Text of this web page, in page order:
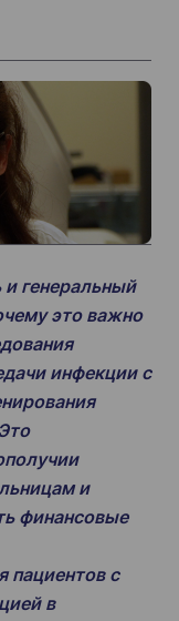
генеральный
это важно
инфекции с
и
финансовые
пациентов с
в